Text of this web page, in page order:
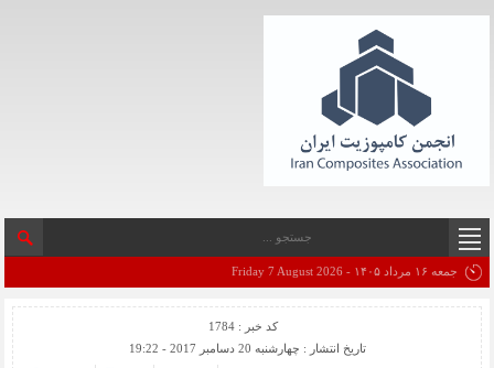
جمعه ۱۶ مرداد ۱۴۰۵ - Friday 7 August 2026
کد خبر : 1784
تاریخ انتشار : چهارشنبه 20 دسامبر 2017 - 19:22